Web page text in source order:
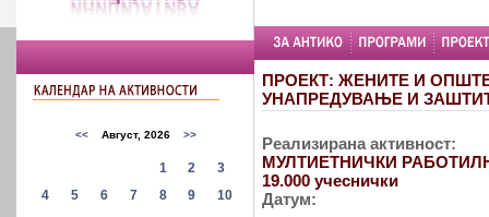
ПРОЕКТ: ЖЕНИТЕ И
УНАПРЕДУВАЊЕ И
Реализирана активност:
МУЛТИЕТНИЧКИ
19.000 учеснички
Датум: